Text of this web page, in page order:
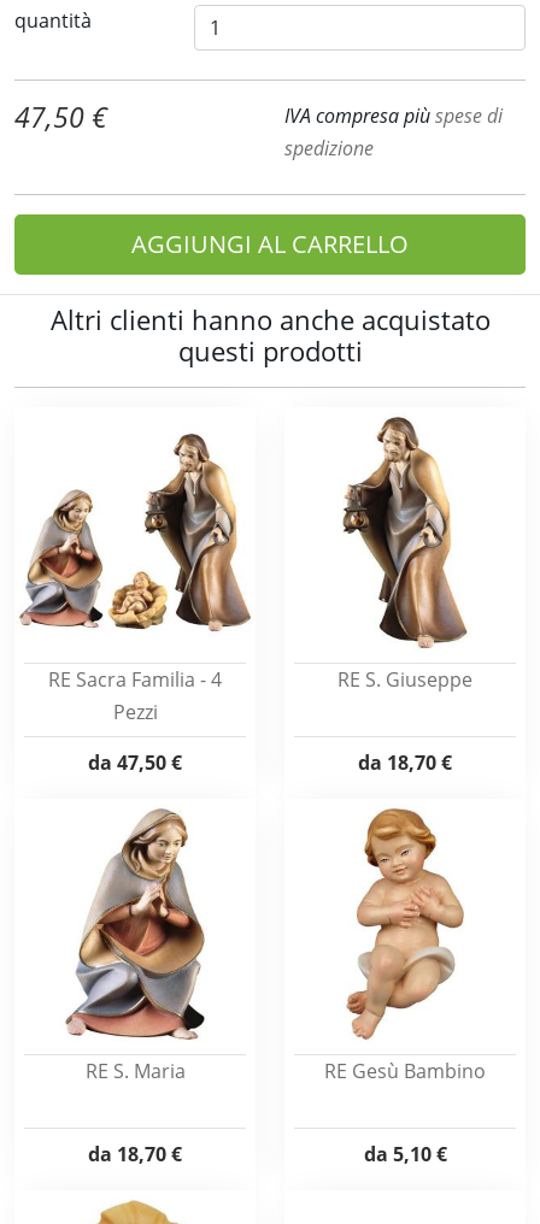
quantità
47,50 € IVA compresa piùspese di
spedizione
AGGIUNGI AL CARRELLO
Altri clienti hanno anche acquistato
questi prodotti
RE Sacra Familia - 4
Pezzi
da 47,50 €
RE S. Giuseppe
da 18,70 €
RE S. Maria
da 18,70 €
RE Gesù Bambino
da 5,10 €